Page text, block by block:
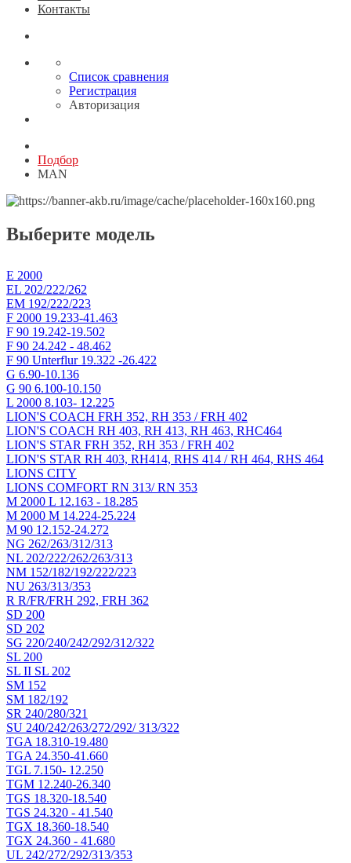
Контакты
Список сравнения
Регистрация
Авторизация
Подбор
MAN
Выберите модель
E 2000
EL 202/222/262
EM 192/222/223
F 2000 19.233-41.463
F 90 19.242-19.502
F 90 24.242 - 48.462
F 90 Unterflur 19.322 -26.422
G 6.90-10.136
G 90 6.100-10.150
L 2000 8.103- 12.225
LION'S COACH FRH 352, RH 353 / FRH 402
LION'S COACH RH 403, RH 413, RH 463, RHC464
LION'S STAR FRH 352, RH 353 / FRH 402
LION'S STAR RH 403, RH414, RHS 414 / RH 464, RHS 464
LIONS CITY
LIONS COMFORT RN 313/ RN 353
M 2000 L 12.163 - 18.285
M 2000 M 14.224-25.224
M 90 12.152-24.272
NG 262/263/312/313
NL 202/222/262/263/313
NM 152/182/192/222/223
NU 263/313/353
R R/FR/FRH 292, FRH 362
SD 200
SD 202
SG 220/240/242/292/312/322
SL 200
SL II SL 202
SM 152
SM 182/192
SR 240/280/321
SU 240/242/263/272/292/ 313/322
TGA 18.310-19.480
TGA 24.350-41.660
TGL 7.150- 12.250
TGM 12.240-26.340
TGS 18.320-18.540
TGS 24.320 - 41.540
TGX 18.360-18.540
TGX 24.360 - 41.680
UL 242/272/292/313/353